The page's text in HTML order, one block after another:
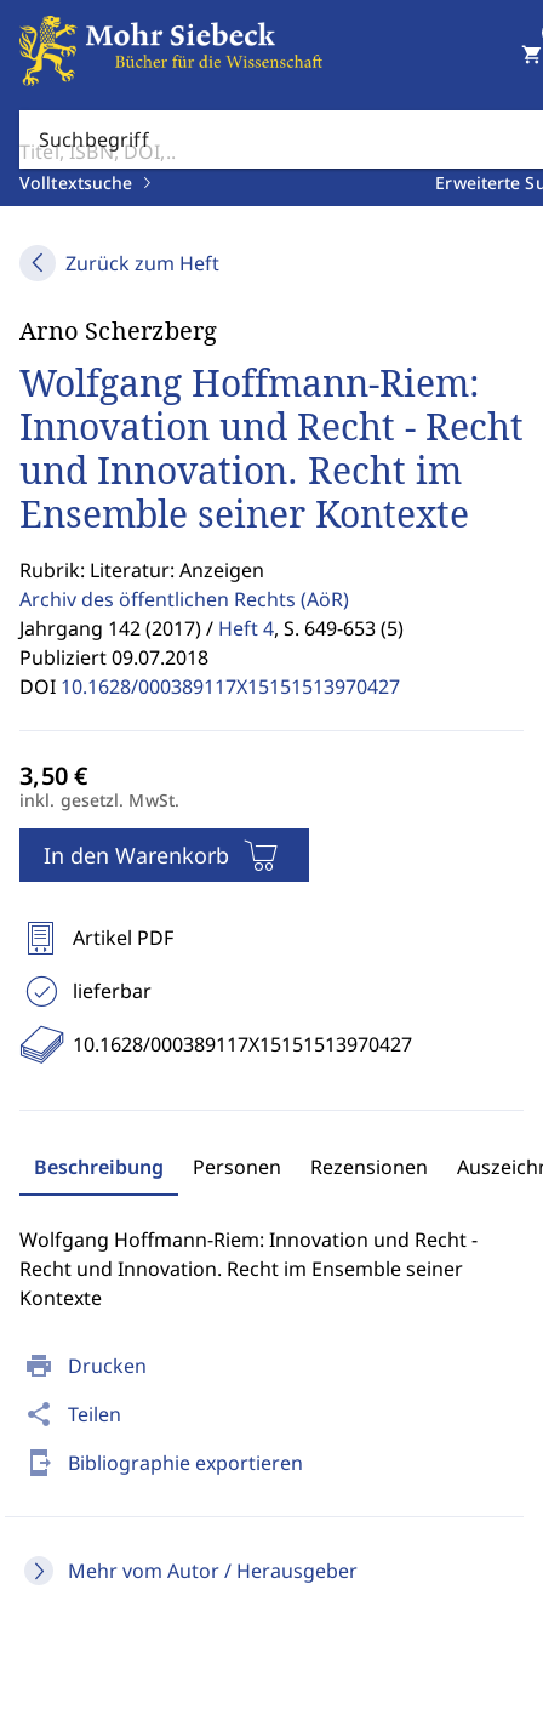
Suchbegriff
Volltextsuche Erweiterte
shopping_cart
Zurück zum Heft
print Drucken
share Teilen
send_to_mobile Bibliographie exportieren
Mehr vom Autor / Herausgeber
Arno Scherzberg
Wolfgang Hoffmann-Riem:
Innovation und Recht - Recht
und Innovation. Recht im
Ensemble seiner Kontexte
Rubrik: Literatur: Anzeigen
Archiv des öffentlichen Rechts (AöR)
Jahrgang 142 (2017) / Heft 4, S. 649-653 (5)
Publiziert 09.07.2018
DOI 10.1628/000389117X15151513970427
inkl. gesetzl. MwSt.
In den Warenkorb
Artikel PDF
lieferbar
10.1628/000389117X15151513970427
Beschreibung Personen Rezensionen
Wolfgang Hoffmann-Riem: Innovation und Recht -
Recht und Innovation. Recht im Ensemble seiner
Kontexte